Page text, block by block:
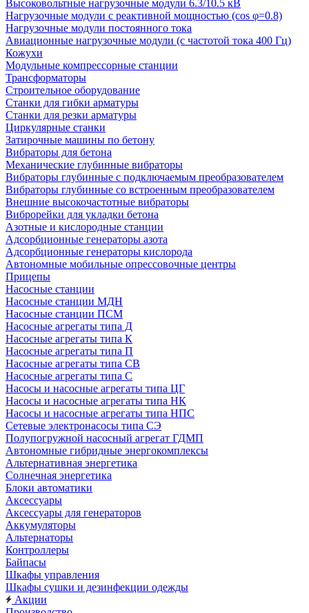
Высоковольтные нагрузочные модули 6.3/10.5 кВ
Нагрузочные модули с реактивной мощностью (cos φ=0.8)
Нагрузочные модули постоянного тока
Авиационные нагрузочные модули (с частотой тока 400 Гц)
Кожухи
Модульные компрессорные станции
Трансформаторы
Строительное оборудование
Станки для гибки арматуры
Станки для резки арматуры
Циркулярные станки
Затирочные машины по бетону
Вибраторы для бетона
Механические глубинные вибраторы
Вибраторы глубинные с подключаемым преобразователем
Вибраторы глубинные со встроенным преобразователем
Внешние высокочастотные вибраторы
Виброрейки для укладки бетона
Азотные и кислородные станции
Адсорбционные генераторы азота
Адсорбционные генераторы кислорода
Автономные мобильные опрессовочные центры
Прицепы
Насосные станции
Насосные станции МДН
Насосные станции ПСМ
Насосные агрегаты типа Д
Насосные агрегаты типа К
Насосные агрегаты типа П
Насосные агрегаты типа СВ
Насосные агрегаты типа С
Насосы и насосные агрегаты типа ЦГ
Насосы и насосные агрегаты типа НК
Насосы и насосные агрегаты типа НПС
Сетевые электронасосы типа СЭ
Полупогружной насосный агрегат ГДМП
Автономные гибридные энергокомплексы
Альтернативная энергетика
Солнечная энергетика
Блоки автоматики
Аксессуары
Аксессуары для генераторов
Аккумуляторы
Альтернаторы
Контроллеры
Байпасы
Шкафы управления
Шкафы сушки и дезинфекции одежды
Акции